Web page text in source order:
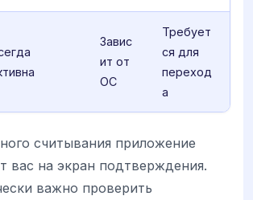
Завис
ит от
ОС
Требует
ся для
переход
а
считывания приложение
вас на экран подтверждения.
важно проверить